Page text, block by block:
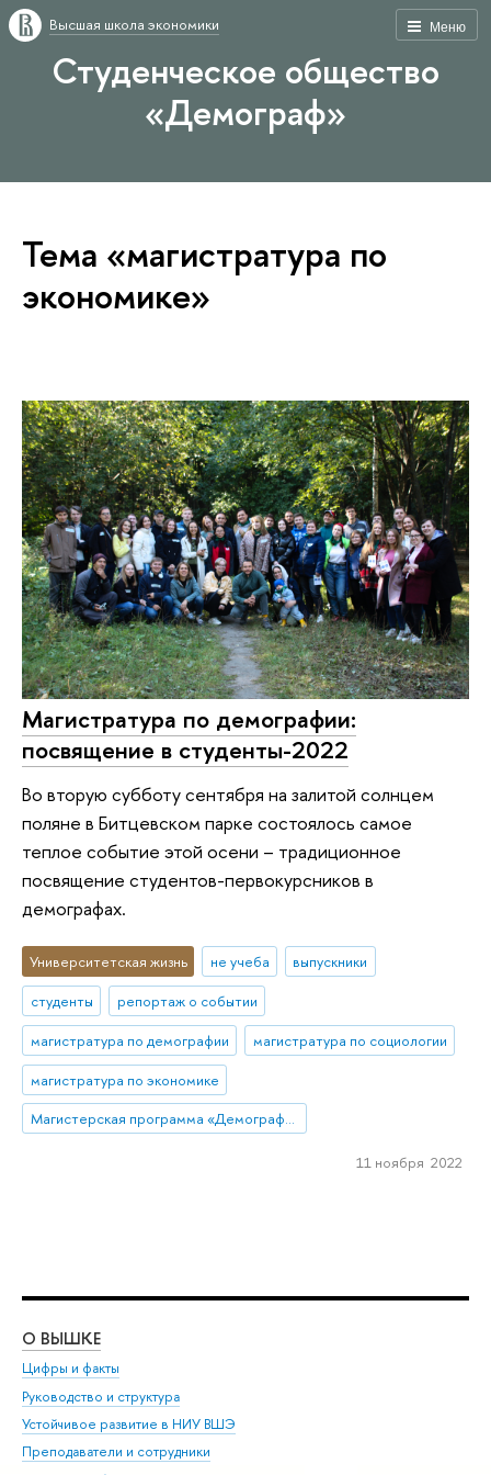
Меню
Высшая школа экономики
Студенческое общество
«Демограф»
Тема «магистратура по
экономике»
Магистратура по демографии:
посвящение в студенты-2022
Во вторую субботу сентября на залитой солнцем
поляне в Битцевском парке состоялось самое
теплое событие этой осени – традиционное
посвящение студентов-первокурсников в
демографах.
Университетская жизнь не учеба
выпускники
студенты
репортаж о событии
магистратура по демографии
магистратура по социологии
магистратура по экономике
Магистерская программа «Демография»
11 ноября 2022
О ВЫШКЕ
Цифры и факты
Руководство и структура
Устойчивое развитие в НИУ ВШЭ
Преподаватели и сотрудники